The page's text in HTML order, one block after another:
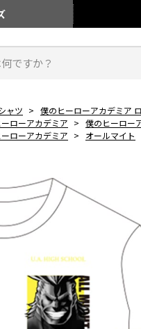
ャツ > 僕のヒーローアカデミア
ローアカデミア > 僕のヒーロー
ローアカデミア > オールマイト